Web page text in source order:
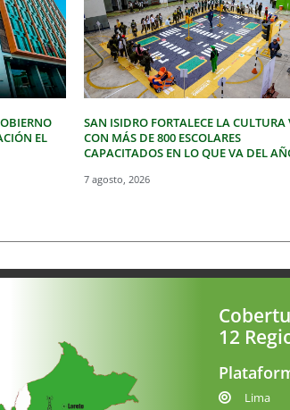
EL
SAN ISIDRO FORTALECE LA CULTURA
CON MÁS DE 800 ESCOLARES
CAPACITADOS EN LO QUE VA DEL
7 agosto, 2026
12
Lima